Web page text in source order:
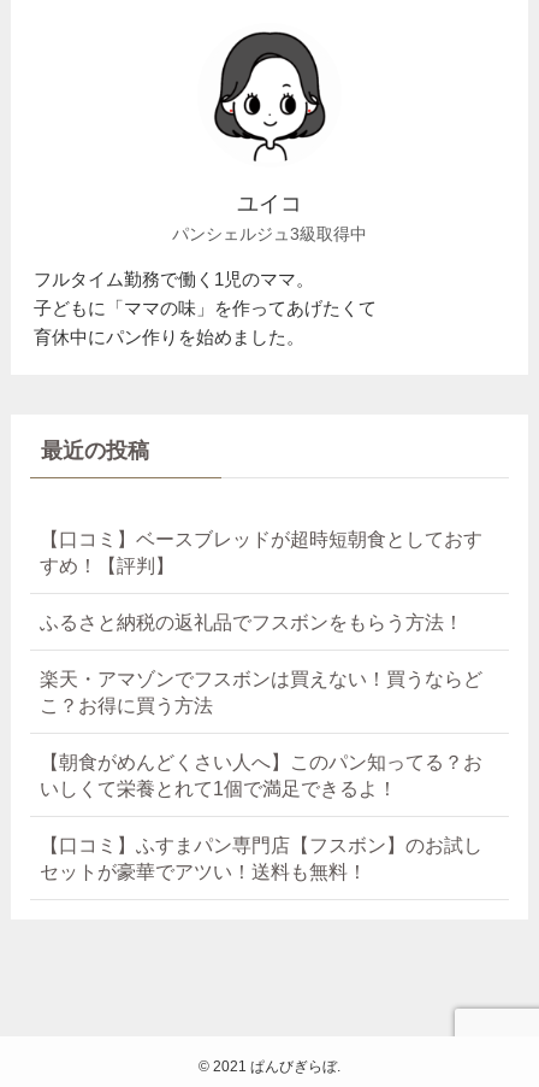
ユイコ
パンシェルジュ3級取得中
フルタイム勤務で働く1児のママ。
子どもに「ママの味」を作ってあげたくて
育休中にパン作りを始めました。
最近の投稿
【口コミ】ベースブレッドが超時短朝食としておす
すめ！【評判】
ふるさと納税の返礼品でフスボンをもらう方法！
楽天・アマゾンでフスボンは買えない！買うならど
こ？お得に買う方法
【朝食がめんどくさい人へ】このパン知ってる？お
いしくて栄養とれて1個で満足できるよ！
【口コミ】ふすまパン専門店【フスボン】のお試し
セットが豪華でアツい！送料も無料！
© 2021 ぱんびぎらぼ.